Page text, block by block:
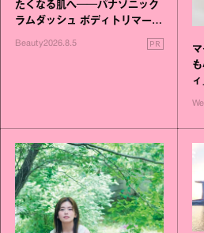
たくなる肌へ──パナソニック
ラムダッシュ ボディトリマーが
進化！
Beauty2026.8.5 PR